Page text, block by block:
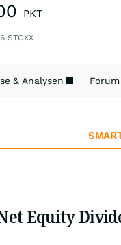
PKT
STOXX
& Analysen Forum
Equity